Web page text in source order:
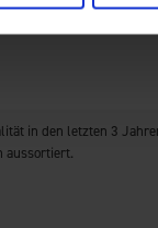
in den letzten 3
aussortiert.